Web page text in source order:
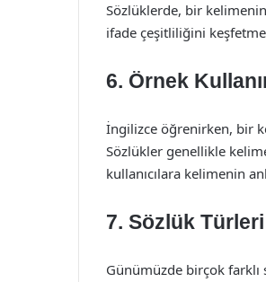
Sözlüklerde, bir kelimenin
ifade çeşitliliğini
6. Örnek
İngilizce öğrenirken, bir
Sözlükler genellikle
kullanıcılara kelimenin
7. Sözlük Türleri
Günümüzde birçok